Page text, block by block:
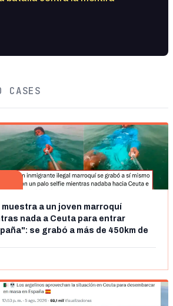
CASES
muestra a un joven marroquí
nada a Ceuta para entrar
se grabó a más de 450km de